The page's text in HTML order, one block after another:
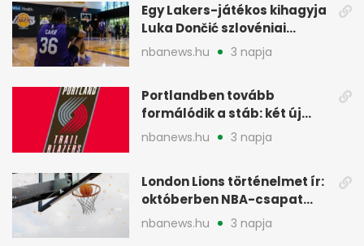
Egy Lakers-játékos kihagyja
Luka Dončić szlovéniai
minicampjét
nbanews.hu 3 napja
Portlandben tovább
formálódik a stáb: két új
szakember a Blazersnél
nbanews.hu 3 napja
London Lions történelmet ír:
októberben NBA-csapat
ellen lép pályára
nbanews.hu 3 napja